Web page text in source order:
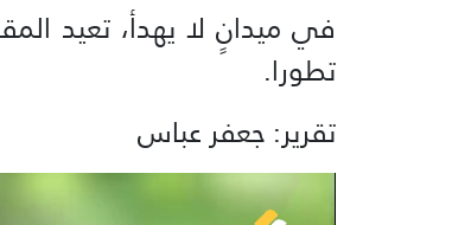
في ميدانٍ لا يهدأ، تعيد
تطورا.
تقرير: جعفر عباس